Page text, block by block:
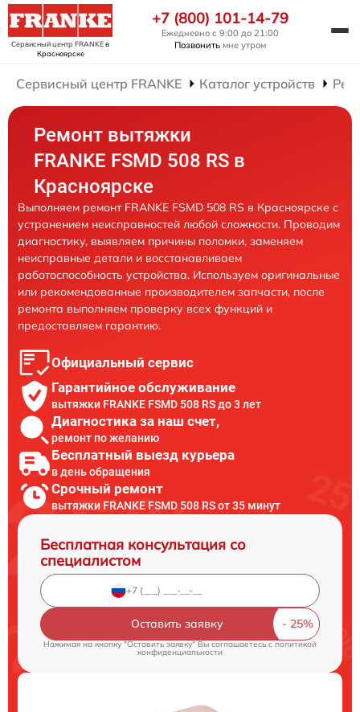
Сервисный центр FRANKEв
Красноярске
+7 (800) 101-14-79
Ежедневно с 9:00 до 21:00
Позвонить мне утром
Сервисный центр FRANKE Каталог устройств
Ремонт вытяжки
FRANKE FSMD 508 RS в
Красноярске
Выполняем ремонт FRANKE FSMD 508 RS в Красноярске с
устранением неисправностей любой сложности. Проводим
диагностику, выявляем причины поломки, заменяем
неисправные детали и восстанавливаем
работоспособность устройства. Используем оригинальные
или рекомендованные производителем запчасти, после
ремонта выполняем проверку всех функций и
предоставляем гарантию.
Официальный сервис
Гарантийное обслуживание
вытяжки FRANKE FSMD 508 RS до 3 лет
Диагностика за наш счет,
ремонт по желанию
Бесплатный выезд курьера
в день обращения
Срочный ремонт
вытяжки FRANKE FSMD 508 RS от 35 минут
Бесплатная консультация со
специалистом
Оставить заявку
Нажимая на кнопку "Оставить заявку" Вы соглашаетесь cполитикой
конфиденциальности